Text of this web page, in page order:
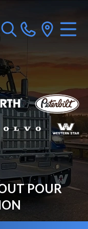
POUR